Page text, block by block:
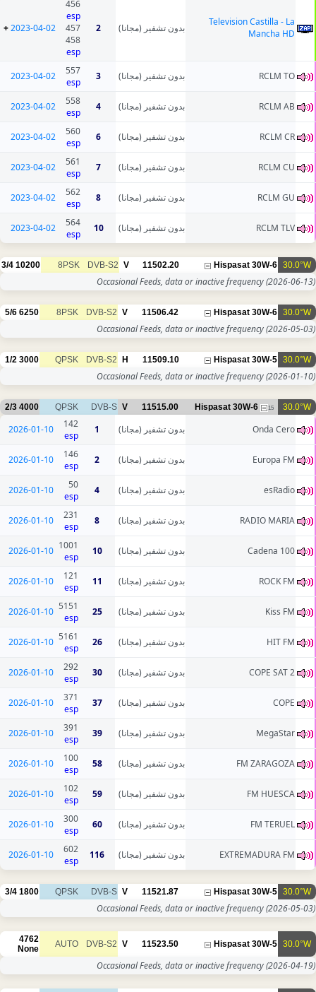
بدون تشفير (مجانا)
457
2023-04-02
بدون تشفير (مجانا)
esp
2023-04-02
بدون تشفير (مجانا)
esp
2023-04-02
بدون تشفير (مجانا)
esp
2023-04-02
بدون تشفير (مجانا)
esp
2023-04-02
بدون تشفير (مجانا)
esp
2023-04-02
بدون تشفير (مجانا)
esp
2023-04-02
11502.20
V
DVB-S2
8PSK
10200
3/4
Occasional Feeds, data or
11506.42
V
DVB-S2
8PSK
6250
5/6
Occasional Feeds, data or
11509.10
H
DVB-S2
QPSK
3000
1/2
Occasional Feeds, data or
11515.00
V
DVB-S
QPSK
4000
2/3
بدون تشفير (مجانا)
esp
2026-01-10
بدون تشفير (مجانا)
esp
2026-01-10
بدون تشفير (مجانا)
esp
2026-01-10
بدون تشفير (مجانا)
esp
2026-01-10
بدون تشفير (مجانا)
esp
2026-01-10
بدون تشفير (مجانا)
esp
2026-01-10
بدون تشفير (مجانا)
esp
2026-01-10
بدون تشفير (مجانا)
esp
2026-01-10
بدون تشفير (مجانا)
esp
2026-01-10
بدون تشفير (مجانا)
esp
2026-01-10
بدون تشفير (مجانا)
esp
2026-01-10
بدون تشفير (مجانا)
esp
2026-01-10
بدون تشفير (مجانا)
esp
2026-01-10
بدون تشفير (مجانا)
esp
2026-01-10
بدون تشفير (مجانا)
esp
2026-01-10
11521.87
V
DVB-S
QPSK
1800
3/4
Occasional Feeds, data or
11523.50
V
DVB-S2
AUTO
4762
None
Occasional Feeds, data or